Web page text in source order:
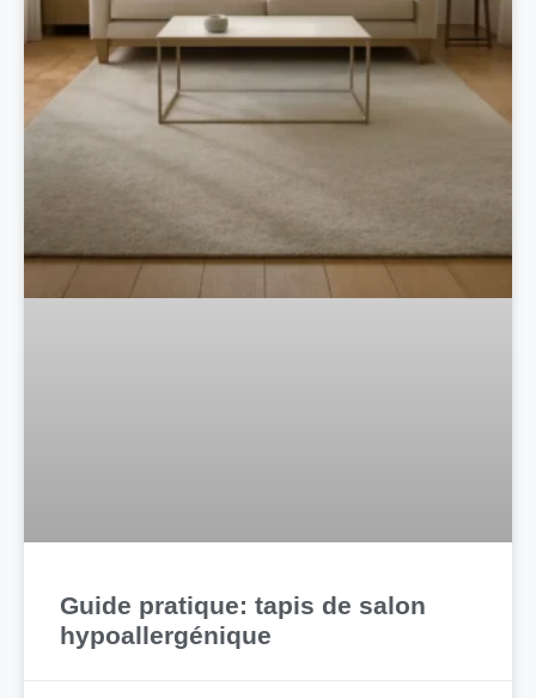
Guide pratique: tapis de salon
hypoallergénique